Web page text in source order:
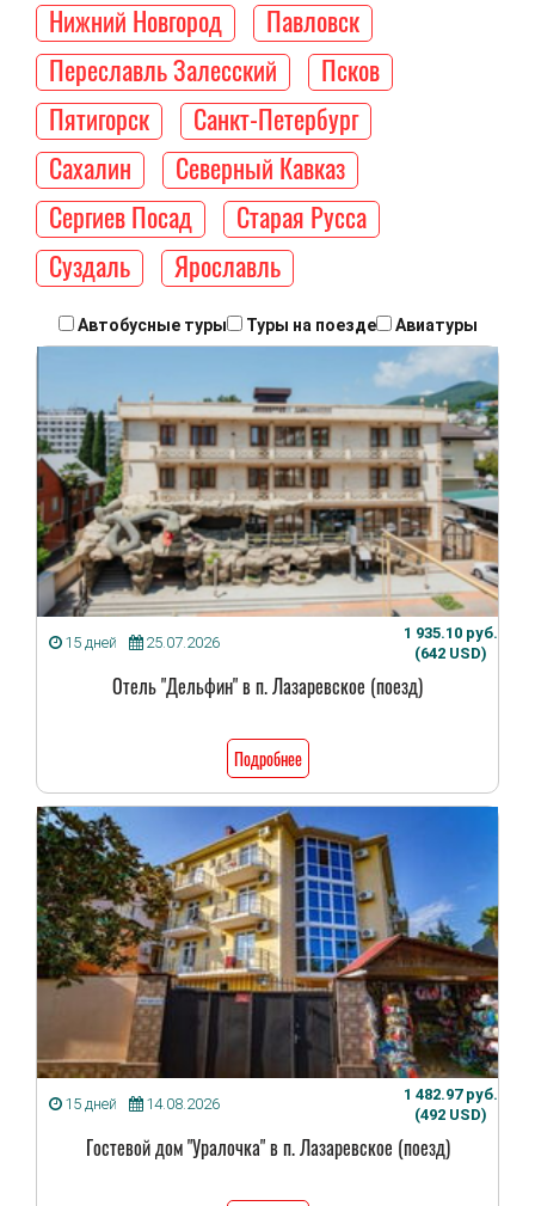
Нижний Новгород
Павловск
Переславль Залесский
Псков
Пятигорск
Санкт-Петербург
Сахалин
Северный Кавказ
Сергиев Посад
Старая Русса
Суздаль
Ярославль
Автобусные туры Туры на поезде Авиатуры
15 дней 25.07.2026
1 935.10 руб.
(642 USD)
Отель "Дельфин" в п. Лазаревское (поезд)
Подробнее
15 дней 14.08.2026
1 482.97 руб.
(492 USD)
Гостевой дом "Уралочка" в п. Лазаревское (поезд)